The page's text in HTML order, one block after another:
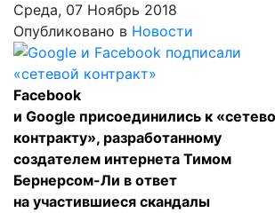
Среда, 07 Ноябрь 2018
Опубликовано в Новости
Facebook
и Google присоединились к
контракту», разработанному
создателем интернета Тимом
Бернерсом-Ли в ответ
на участившиеся скандалы